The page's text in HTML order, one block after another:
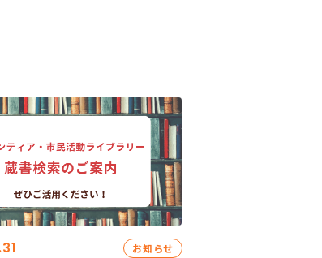
お知らせ